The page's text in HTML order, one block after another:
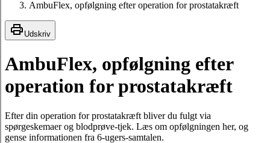
AmbuFlex, opfølgning efter operation for prostatakræft
Udskriv
AmbuFlex, opfølgning efter
operation for prostatakræft
Efter din operation for prostatakræft bliver du fulgt via
spørgeskemaer og blodprøve-tjek. Læs om opfølgningen her, og
gense informationen fra 6-ugers-samtalen.